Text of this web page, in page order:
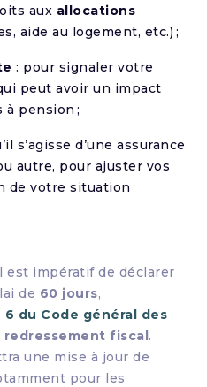
aux allocations
aide au logement, etc.) ;
: pour signaler votre
peut avoir un impact
pension ;
s’agisse d’une assurance
autre, pour ajuster vos
de votre situation
est impératif de déclarer
de 60 jours,
du Code général des
redressement fiscal.
une mise à jour de
pour les